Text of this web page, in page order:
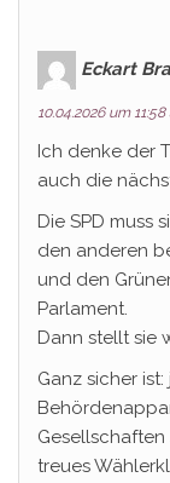
Eckart
10.04.2026 um
Ich denke der
auch die
Die SPD muss
den anderen
und den
Parlament.
Dann stellt sie
Ganz sicher
treues